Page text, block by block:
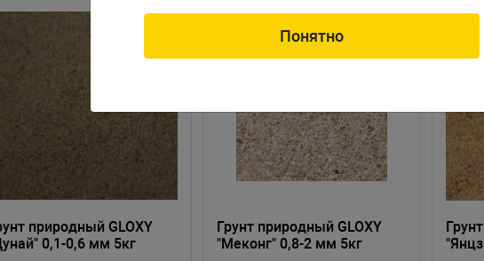
природный GLOXY
0,1-0,6 мм 5кг
Грунт природный GLOXY
"Меконг" 0,8-2 мм 5кг
Понятно